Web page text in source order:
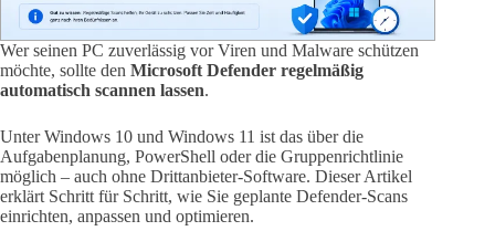
Wer seinen PC zuverlässig vor Viren und Malware schützen
möchte, sollte den Microsoft Defender regelmäßig
automatisch scannen lassen.
Unter Windows 10 und Windows 11 ist das über die
Aufgabenplanung, PowerShell oder die Gruppenrichtlinie
möglich – auch ohne Drittanbieter-Software. Dieser Artikel
erklärt Schritt für Schritt, wie Sie geplante Defender-Scans
einrichten, anpassen und optimieren.